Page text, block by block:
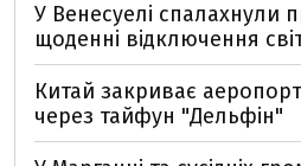
У Венесуелі спалахнули
щоденні відключення
Китай закриває
через тайфун "Дельфін"